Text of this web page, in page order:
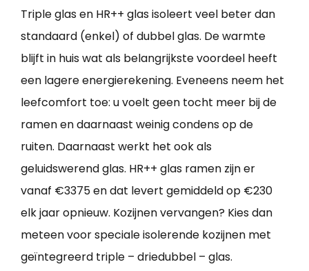
Triple glas en HR++ glas isoleert veel beter dan
standaard (enkel) of dubbel glas. De warmte
blijft in huis wat als belangrijkste voordeel heeft
een lagere energierekening. Eveneens neem het
leefcomfort toe: u voelt geen tocht meer bij de
ramen en daarnaast weinig condens op de
ruiten. Daarnaast werkt het ook als
geluidswerend glas. HR++ glas ramen zijn er
vanaf €3375 en dat levert gemiddeld op €230
elk jaar opnieuw. Kozijnen vervangen? Kies dan
meteen voor speciale isolerende kozijnen met
geïntegreerd triple – driedubbel – glas.